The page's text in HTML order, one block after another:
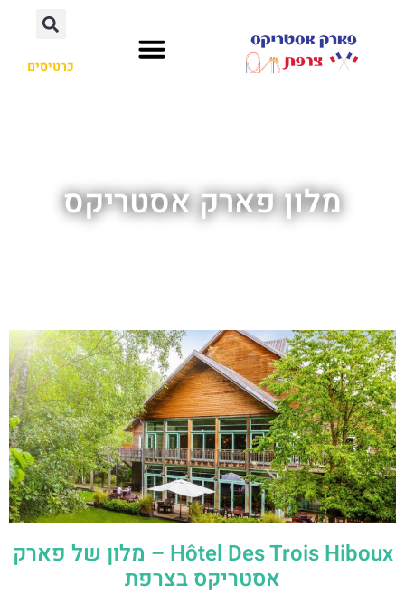
כרטיסים
מלון פארק אסטריקס
Hôtel Des Trois Hiboux – מלון של פארק
אסטריקס בצרפת